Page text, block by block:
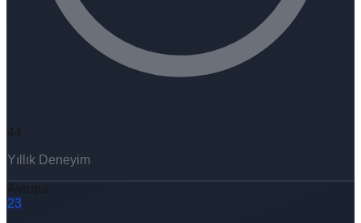
44
Yıllık Deneyim
Avrupa
23